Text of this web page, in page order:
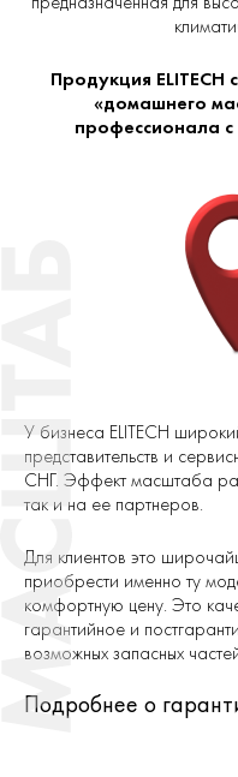
Продукция ELITECH
«домашнего
профессионала
У бизнеса ELITECH
представительств и
СНГ. Эффект масштаба
так и на ее партнеров.
Для клиентов это
приобрести именно ту
комфортную цену. Это
гарантийное и
возможных запасных
Подробнее о